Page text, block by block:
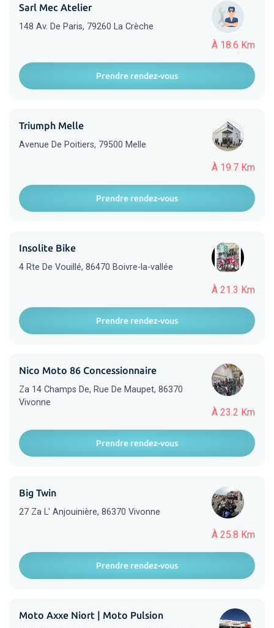
À 18.6 Km
Sarl Mec Atelier
148 Av. De Paris, 79260 La Crèche
Prendre rendez-vous
À 19.7 Km
Triumph Melle
Avenue De Poitiers, 79500 Melle
Prendre rendez-vous
À 21.3 Km
Insolite Bike
4 Rte De Vouillé, 86470 Boivre-la-vallée
Prendre rendez-vous
À 23.2 Km
Nico Moto 86 Concessionnaire
Za 14 Champs De, Rue De Maupet, 86370
Vivonne
Prendre rendez-vous
À 25.8 Km
Big Twin
27 Za L' Anjouinière, 86370 Vivonne
Prendre rendez-vous
Moto Axxe Niort | Moto Pulsion